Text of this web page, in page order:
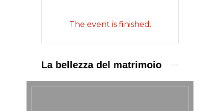
The event is finished.
La bellezza del matrimoio